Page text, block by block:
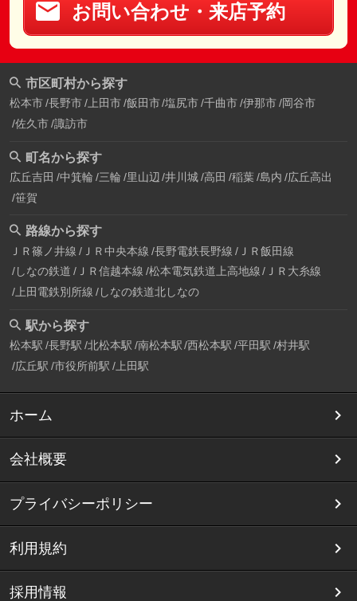
お問い合わせ・来店予約
市区町村から探す
松本市 長野市 上田市 飯田市 塩尻市 千曲市 伊那市 岡谷市
佐久市 諏訪市
町名から探す
広丘吉田 中箕輪 三輪 里山辺 井川城 高田 稲葉 島内 広丘高出
笹賀
路線から探す
ＪＲ篠ノ井線 ＪＲ中央本線 長野電鉄長野線 ＪＲ飯田線
しなの鉄道 ＪＲ信越本線 松本電気鉄道上高地線
ＪＲ大糸線
上田電鉄別所線 しなの鉄道北しなの
駅から探す
松本駅 長野駅 北松本駅 南松本駅 西松本駅 平田駅 村井駅
広丘駅 市役所前駅 上田駅
ホーム
会社概要
プライバシーポリシー
利用規約
採用情報